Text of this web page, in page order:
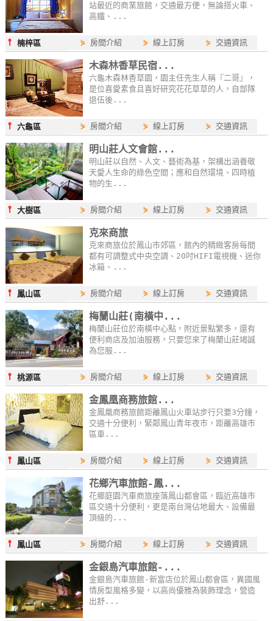
訂
單
管
理
會
員
帳
戶
客
服
聯
絡
單
Line
線
上
客
服
紅
利
查
詢
Q&A
國
旅
訂
房
站最近的商業旅館，交通最方便，無論搭火車、
高鐵、...
⫯楠梓區 ⋟ 房間介紹 ⋟線上訂房 ⋟ 交通資訊
木森林香草民宿...
六龜木森林香草園，園主任先生人稱『二哥』，
是位喜愛素食且喜好研究花花草草的人，自部隊
退伍後...
⫯六龜區 ⋟ 房間介紹 ⋟線上訂房 ⋟ 交通資訊
明山莊人文會館...
明山莊以自然、人文、藝術為基，架構出涵養敬
天愛人生命的綠色空間；應和自然環境、四時植
物的生...
⫯大樹區 ⋟ 房間介紹 ⋟線上訂房 ⋟ 交通資訊
克來商旅
克來商旅位於鳳山市郊區，館內的精緻客房每間
都有可調整式中央空調、20吋HIFI電視機、迷你
冰箱、...
⫯ 鳳山區 ⋟ 房間介紹 ⋟線上訂房 ⋟ 交通資訊
梅蘭山莊(南橫中...
梅蘭山莊位於南橫中心點，附近景點繁多，還有
便利商店及加油服務，只要您來了梅蘭山莊竭誠
為您服...
⫯桃源區 ⋟ 房間介紹 ⋟線上訂房 ⋟ 交通資訊
金鳳凰商務旅館...
金鳳凰商務旅館距離鳳山火車站步行只要3分鐘，
交通十分便利，緊鄰鳳山青年夜市，距離高雄市
區車...
⫯ 鳳山區 ⋟ 房間介紹 ⋟線上訂房 ⋟ 交通資訊
花鄉汽車旅館-鳳...
花鄉庭園汽車商旅座落鳳山都會區，臨近高雄市
區交通十分便利，更是南台灣佔地最大、設備最
頂級的...
⫯ 鳳山區 ⋟ 房間介紹 ⋟線上訂房 ⋟ 交通資訊
金銀島汽車旅館-...
金銀島汽車旅館-新富店位於鳳山都會區，異國風
情房型風格多變，以高尚優雅為裝飾理念，營造
出舒...